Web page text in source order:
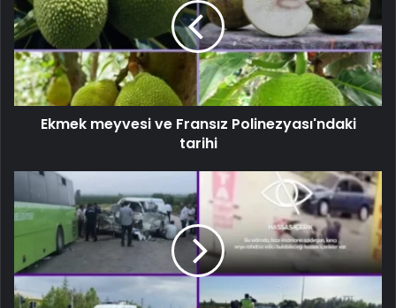
Ekmek meyvesi ve Fransız Polinezyası'ndaki
tarihi